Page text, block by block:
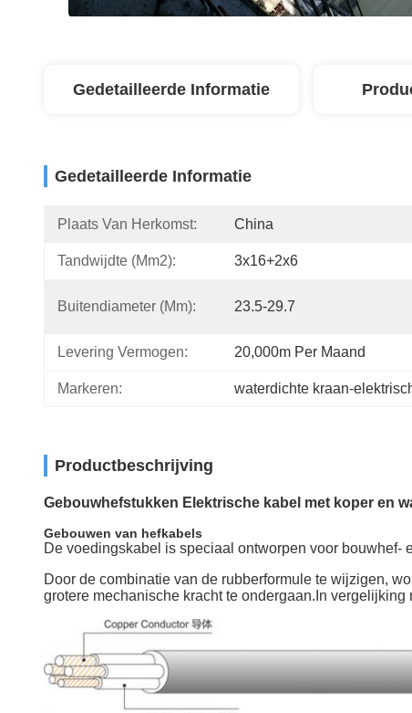
Gedetailleerde Informatie
Gedetailleerde Informatie
Plaats Van Herkomst: China
Tandwijdte (mm2): 3x16+2x6
Buitendiameter (mm): 23.5-29.7
Levering Vermogen: 20,000m Per Maand
Markeren: waterdichte kraan-
Productbeschrijving
Gebouwhefstukken Elektrische kabel met koper en
Gebouwen van hefkabels
De voedingskabel is speciaal ontworpen voor bouwhef-
Door de combinatie van de rubberformule te wijzigen,
grotere mechanische kracht te ondergaan.In